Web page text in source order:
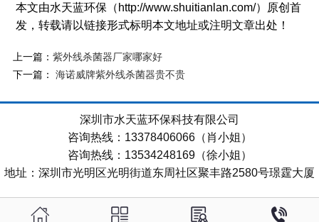
本文由水天蓝环保（http://www.shuitianlan.com/）原创首
发，转载请以链接形式标明本文地址或注明文章出处！
上一篇： 紫外线杀菌器厂家哪家好
下一篇： 海诺威牌紫外线杀菌器贵不贵
深圳市水天蓝环保科技有限公司
咨询热线：13378406066（肖小姐）
咨询热线：13534248169（徐小姐）
地址：深圳市光明区光明街道东周社区聚丰路2580号璟霆大厦